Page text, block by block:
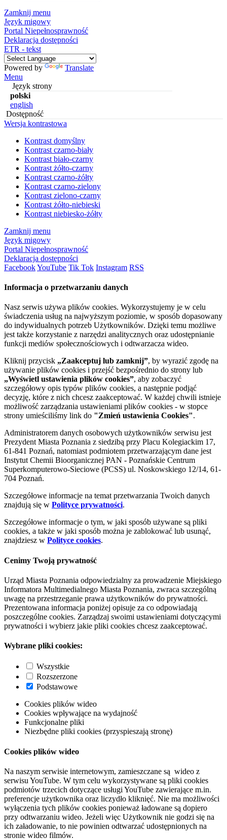
Zamknij menu
Język migowy
Portal Niepełnosprawność
Deklaracja dostępności
ETR - tekst
Powered by
Translate
Menu
Język strony
polski
english
Dostępność
Wersja kontrastowa
Kontrast domyślny
Kontrast czarno-biały
Kontrast biało-czarny
Kontrast żółto-czarny
Kontrast czarno-żółty
Kontrast czarno-zielony
Kontrast zielono-czarny
Kontrast żółto-niebieski
Kontrast niebiesko-żółty
Zamknij menu
Język migowy
Portal Niepełnosprawność
Deklaracja dostępności
FacebookYouTube Tik Tok Instagram RSS
Informacja o przetwarzaniu danych
Nasz serwis używa plików cookies. Wykorzystujemy je w celu
świadczenia usług na najwyższym poziomie, w sposób dopasowany
do indywidualnych potrzeb Użytkowników. Dzięki temu możliwe
jest także korzystanie z narzędzi analitycznych oraz udostępnianie
funkcji mediów społecznościowych i odtwarzacza wideo.
Kliknij przycisk „Zaakceptuj lub zamknij”, by wyrazić zgodę na
używanie plików cookies i przejść bezpośrednio do strony lub
„Wyświetl ustawienia plików cookies”, aby zobaczyć
szczegółowy opis typów plików cookies, a następnie podjąć
decyzję, które z nich chcesz zaakceptować. W każdej chwili istnieje
możliwość zarządzania ustawieniami plików cookies - w stopce
strony umieściliśmy link do "Zmień ustawienia Cookies".
Administratorem danych osobowych użytkowników serwisu jest
Prezydent Miasta Poznania z siedzibą przy Placu Kolegiackim 17,
61-841 Poznań, natomiast podmiotem przetwarzającym dane jest
Instytut Chemii Bioorganicznej PAN - Poznańskie Centrum
Superkomputerowo-Sieciowe (PCSS) ul. Noskowskiego 12/14, 61-
704 Poznań.
Szczegółowe informacje na temat przetwarzania Twoich danych
znajdują się w Polityce prywatności.
Szczegółowe informacje o tym, w jaki sposób używane są pliki
cookies, a także w jaki sposób można je zablokować lub usunąć,
znajdziesz w Polityce cookies.
Cenimy Twoją prywatność
Urząd Miasta Poznania odpowiedzialny za prowadzenie Miejskiego
Informatora Multimedialnego Miasta Poznania, zwraca szczególną
uwagę na przestrzeganie prawa użytkowników do prywatności.
Prezentowana informacja poniżej opisuje za co odpowiadają
poszczególne cookies. Zarządzaj swoimi ustawieniami dotyczącymi
prywatności i wybierz jakie pliki cookies chcesz zaakceptować.
Wybrane pliki cookies:
Wszystkie
Rozszerzone
Podstawowe
Cookies plików wideo
Cookies wpływające na wydajność
Funkcjonalne pliki
Niezbędne pliki cookies (przyspieszają stronę)
Cookies plików wideo
Na naszym serwisie internetowym, zamieszczane są wideo z
serwisu YouTube. W tym celu wykorzystywane są pliki cookies
podmiotów trzecich dotyczące usługi YouTube zawierające m.in.
preferencje użytkownika oraz liczydło kliknięć. Nie ma możliwości
wyłączenia tych plików cookies ponieważ ładowane są dopiero
przy odtwarzaniu wideo. Jeżeli więc Użytkownik nie godzi się na
ich załadowanie, to nie powinien odtwarzać udostępnionych na
stronie wideo filmów.